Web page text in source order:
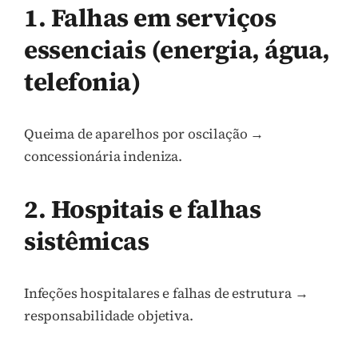
1. Falhas em serviços
essenciais (energia, água,
telefonia)
Queima de aparelhos por oscilação →
concessionária indeniza.
2. Hospitais e falhas
sistêmicas
Infeções hospitalares e falhas de estrutura →
responsabilidade objetiva.